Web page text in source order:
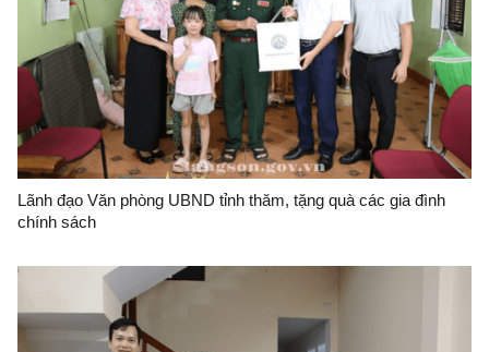
Lãnh đạo Văn phòng UBND tỉnh thăm, tặng quà các gia đình
chính sách